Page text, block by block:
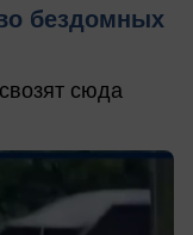
бездомных
сюда